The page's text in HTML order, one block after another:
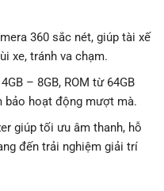
360 sắc nét, giúp tài xế
xe, tránh va chạm.
– 8GB, ROM từ 64GB
bảo hoạt động mượt mà.
giúp tối ưu âm thanh, hỗ
đến trải nghiệm giải trí